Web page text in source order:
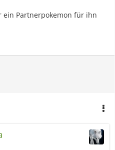
Partnerpokemon für ihn